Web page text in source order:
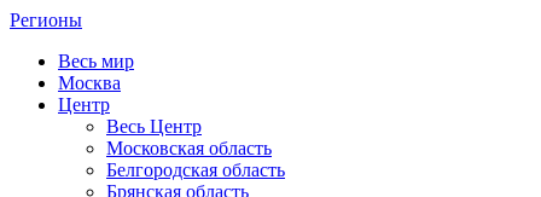
Регионы
Весь мир
Москва
Центр
Весь Центр
Московская область
Белгородская область
Брянская область